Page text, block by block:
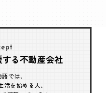
る不動産会社
では、
活を始める人、